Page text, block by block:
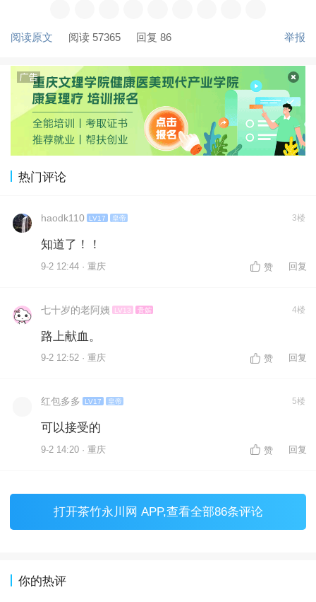
阅读原文 阅读 57365 回复 86 举报
热门评论
haodk110 LV17 皇帝 3楼
知道了！！
9-2 12:44 · 重庆 赞 回复
七十岁的老阿姨 LV13 贵嫔 4楼
路上献血。
9-2 12:52 · 重庆 赞 回复
红包多多 LV17 皇帝 5楼
可以接受的
9-2 14:20 · 重庆 赞 回复
打开茶竹永川网 APP,查看全部86条评论
你的热评